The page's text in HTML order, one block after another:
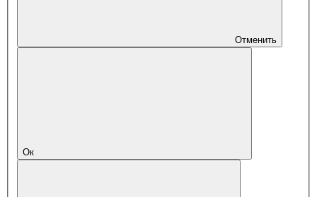
Отменить
Ок